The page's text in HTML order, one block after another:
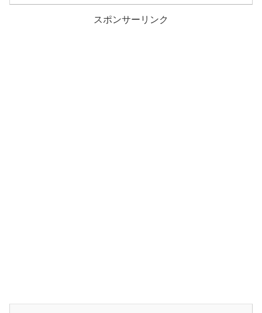
スポンサーリンク